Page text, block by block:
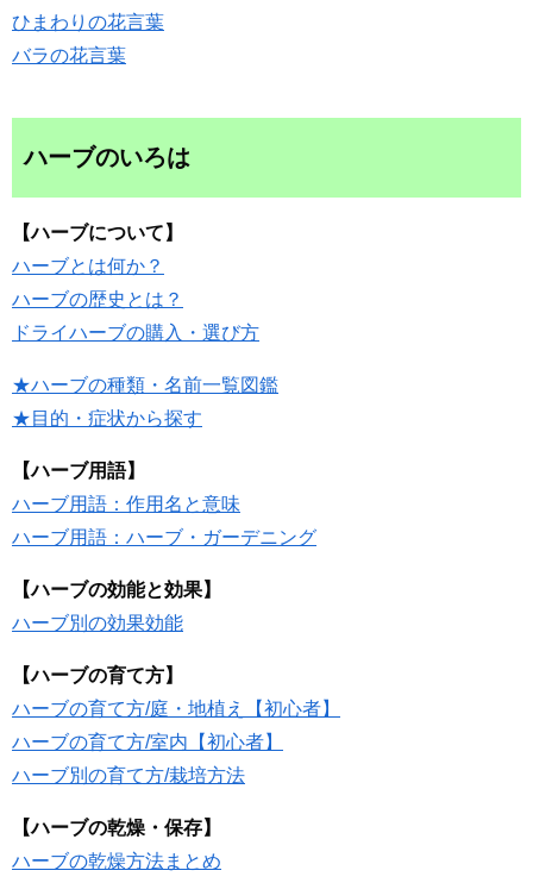
ひまわりの花言葉
バラの花言葉
ハーブのいろは
【ハーブについて】
ハーブとは何か？
ハーブの歴史とは？
ドライハーブの購入・選び方
★ハーブの種類・名前一覧図鑑
★目的・症状から探す
【ハーブ用語】
ハーブ用語：作用名と意味
ハーブ用語：ハーブ・ガーデニング
【ハーブの効能と効果】
ハーブ別の効果効能
【ハーブの育て方】
ハーブの育て方/庭・地植え【初心者】
ハーブの育て方/室内【初心者】
ハーブ別の育て方/栽培方法
【ハーブの乾燥・保存】
ハーブの乾燥方法まとめ